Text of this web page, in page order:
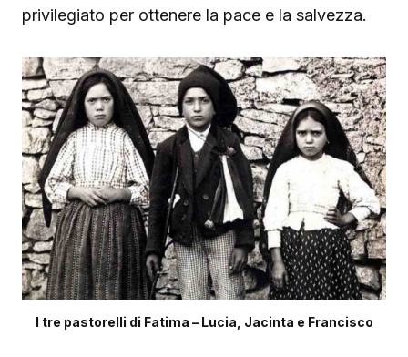
privilegiato per ottenere la pace e la salvezza.
I tre pastorelli di Fatima – Lucia, Jacinta e Francisco